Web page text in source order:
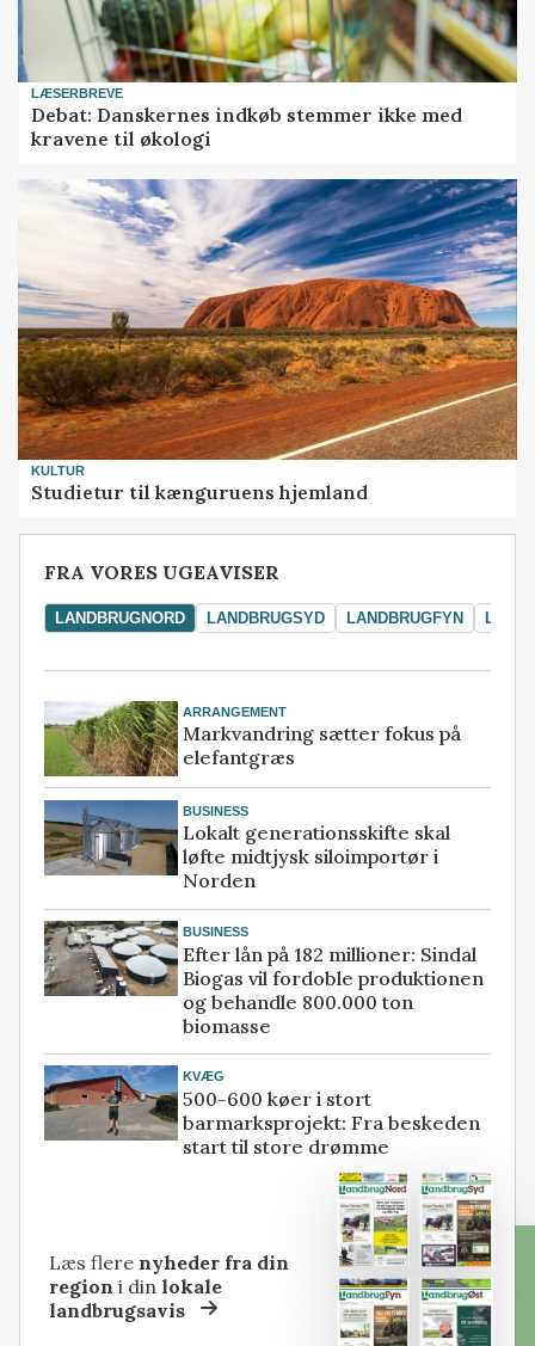
LÆSERBREVE
Debat: Danskernes indkøb stemmer ikke med
kravene til økologi
KULTUR
Studietur til kænguruens hjemland
FRA VORES UGEAVISER
LANDBRUGNORD LANDBRUGSYD LANDBRUGFYN
ARRANGEMENT
Markvandring sætter fokus på
elefantgræs
BUSINESS
Lokalt generationsskifte skal
løfte midtjysk siloimportør i
Norden
BUSINESS
Efter lån på 182 millioner: Sindal
Biogas vil fordoble produktionen
og behandle 800.000 ton
biomasse
KVÆG
500-600 køer i stort
barmarksprojekt: Fra beskeden
start til store drømme
Læs flere nyheder fra din
region i dinlokale
landbrugsavis